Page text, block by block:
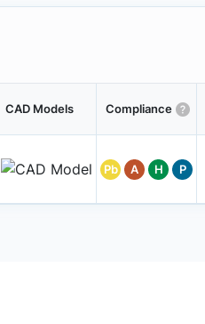
CAD Models Compliance
Pb A H P